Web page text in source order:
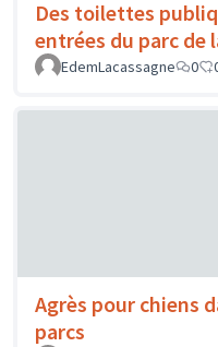
Des toilettes
entrées du parc de
EdemLacassagne
0
Agrès pour chiens
parcs